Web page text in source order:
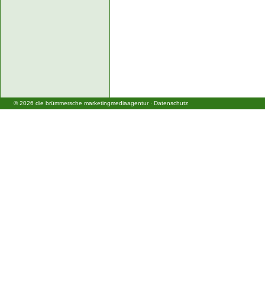
© 2026 die brümmersche marketingmediaagentur· Datenschutz